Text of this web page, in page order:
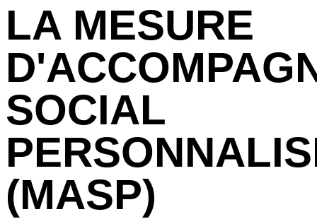
LA MESURE
SOCIAL
(MASP)